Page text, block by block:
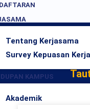
Tentang Kerjasama
Survey Kepuasan
KAMPUS
Akademik